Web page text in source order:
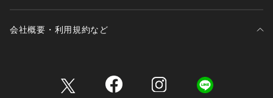
会社概要・利用規約など